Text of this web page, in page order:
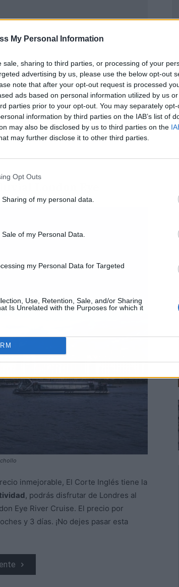
My Personal Information
sale, sharing to third parties, or processing of your
advertising by us, please use the below opt-out
note that after your opt-out request is processed
ads based on personal information utilized by us
parties prior to your opt-out. You may separately
information by third parties on the IAB’s list of
may also be disclosed by us to third parties on the
may further disclose it to other third parties.
Opt Outs
of my personal data.
of my Personal Data.
my Personal Data for Targeted
Use, Retention, Sale, and/or Sharing
Is Unrelated with the Purposes for which it
London Eye
inmejorable, El Corte Inglés tiene la
, podrás disfrutar de Londres al
Eye River Cruise. El precio por
y 3 días. ¡No dejes pasar esta